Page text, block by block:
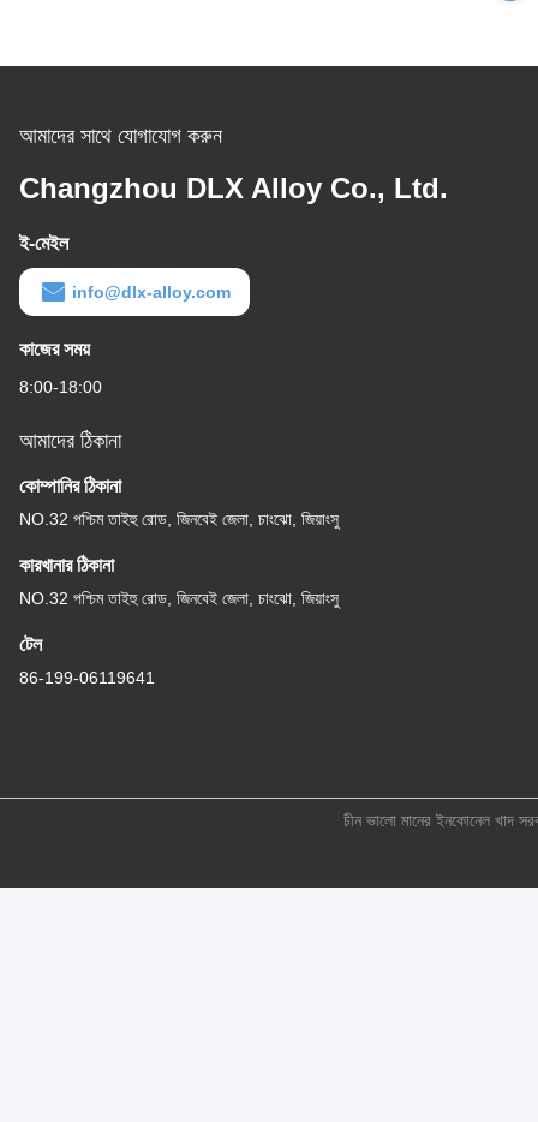
আমাদের সাথে যোগাযোগ করুন
Changzhou DLX Alloy Co., Ltd.
ই-মেইল
info@dlx-alloy.com
কাজের সময়
8:00-18:00
আমাদের ঠিকানা
কোম্পানির ঠিকানা
NO.32 পশ্চিম তাইহু রোড, জিনবেই জেলা, চাংঝো, জিয়াংসু
কারখানার ঠিকানা
NO.32 পশ্চিম তাইহু রোড, জিনবেই জেলা, চাংঝো, জিয়াংসু
টেল
86-199-06119641
চীন ভালো মানের ইনকোনেল